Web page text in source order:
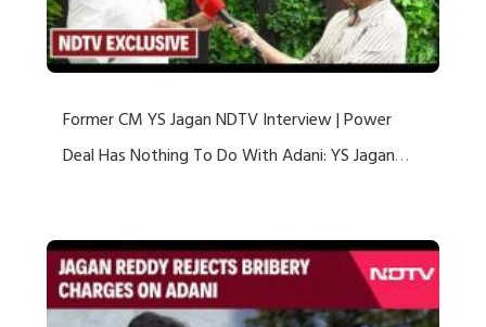
Former CM YS Jagan NDTV Interview | Power
Deal Has Nothing To Do With Adani: YS Jagan